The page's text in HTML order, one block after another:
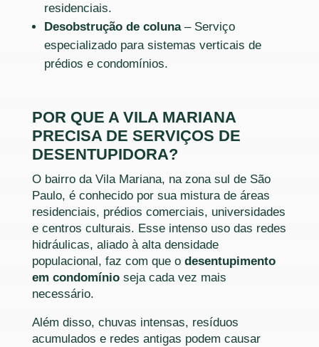
residenciais.
Desobstrução de coluna– Serviço
especializado para sistemas verticais de
prédios e condomínios.
POR QUE A VILA MARIANA
PRECISA DE SERVIÇOS DE
DESENTUPIDORA?
O bairro da Vila Mariana, na zona sul de São
Paulo, é conhecido por sua mistura de áreas
residenciais, prédios comerciais, universidades
e centros culturais. Esse intenso uso das redes
hidráulicas, aliado à alta densidade
populacional, faz com que o desentupimento
em condomínioseja cada vez mais
necessário.
Além disso, chuvas intensas, resíduos
acumulados e redes antigas podem causar